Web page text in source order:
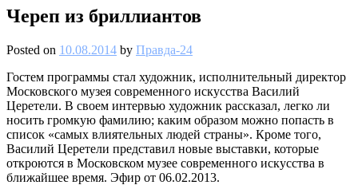
Череп из бриллиантов
Posted on 10.08.2014 by Правда-24
Гостем программы стал художник, исполнительный директор
Московского музея современного искусства Василий
Церетели. В своем интервью художник рассказал, легко ли
носить громкую фамилию; каким образом можно попасть в
список «самых влиятельных людей страны». Кроме того,
Василий Церетели представил новые выставки, которые
откроются в Московском музее современного искусства в
ближайшее время. Эфир от 06.02.2013.